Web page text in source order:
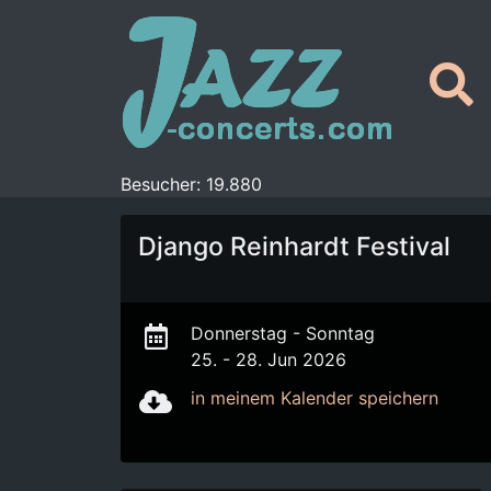
Besucher: 19.880
Django Reinhardt Festival
Donnerstag - Sonntag
25. - 28. Jun 2026
in meinem Kalender speichern